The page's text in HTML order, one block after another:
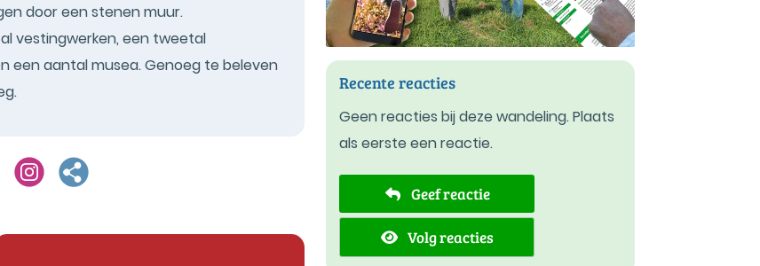
door een stenen muur.
vestingwerken, een tweetal
een aantal musea. Genoeg te beleven
Recente reacties
Geen reacties bij deze wandeling. Plaats
als eerste een reactie.
Geef reactie
Volg reacties